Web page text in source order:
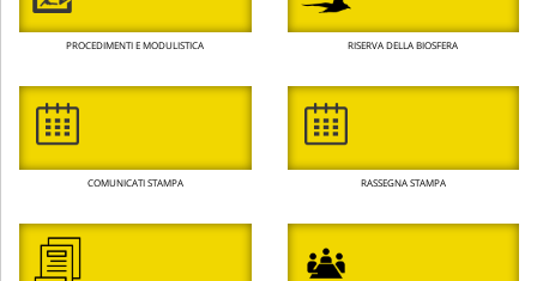
PROCEDIMENTI E MODULISTICA RISERVA DELLA BIOSFERA
COMUNICATI STAMPA RASSEGNA STAMPA